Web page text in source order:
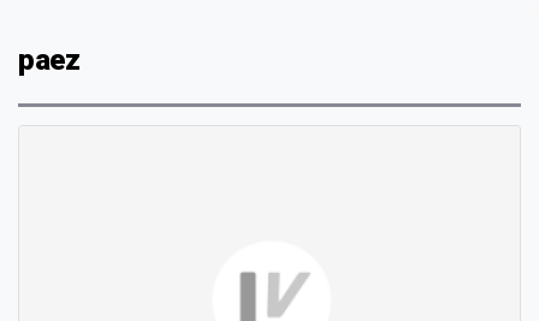
paez